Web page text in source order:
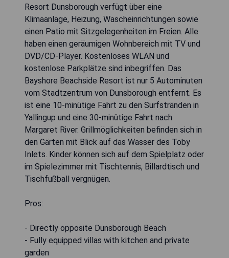
Resort Dunsborough verfügt über eine
Klimaanlage, Heizung, Wascheinrichtungen sowie
einen Patio mit Sitzgelegenheiten im Freien. Alle
haben einen geräumigen Wohnbereich mit TV und
DVD/CD-Player. Kostenloses WLAN und
kostenlose Parkplätze sind inbegriffen. Das
Bayshore Beachside Resort ist nur 5 Autominuten
vom Stadtzentrum von Dunsborough entfernt. Es
ist eine 10-minütige Fahrt zu den Surfstränden in
Yallingup und eine 30-minütige Fahrt nach
Margaret River. Grillmöglichkeiten befinden sich in
den Gärten mit Blick auf das Wasser des Toby
Inlets. Kinder können sich auf dem Spielplatz oder
im Spielezimmer mit Tischtennis, Billardtisch und
Tischfußball vergnügen.
Pros:
- Directly opposite Dunsborough Beach
- Fully equipped villas with kitchen and private
garden